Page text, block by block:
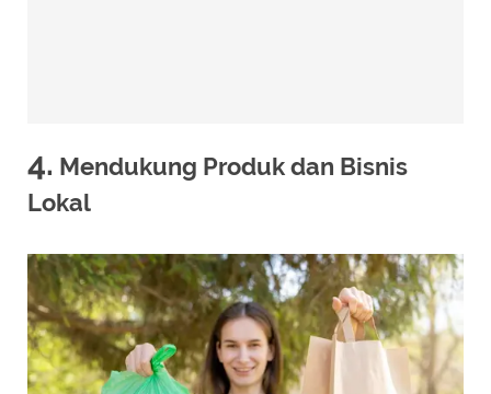
4. Mendukung Produk dan Bisnis
Lokal